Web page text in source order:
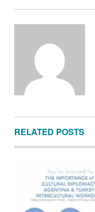
RELATED POSTS